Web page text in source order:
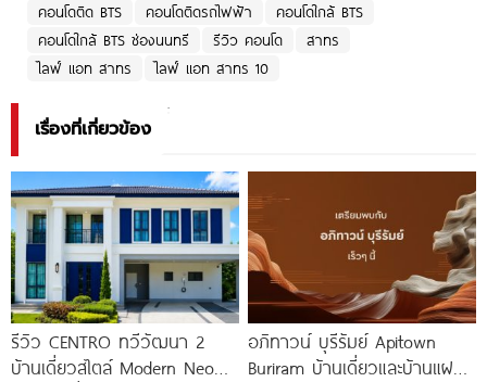
คอนโดติด BTS
คอนโดติดรถไฟฟ้า
คอนโดใกล้ BTS
คอนโดใกล้ BTS ช่องนนทรี
รีวิว คอนโด
สาทร
ไลฟ์ แอท สาทร
ไลฟ์ แอท สาทร 10
เรื่องที่เกี่ยวข้อง
รีวิว CENTRO ทวีวัฒนา 2
บ้านเดี่ยวสไตล์ Modern Neo
อภิทาวน์ บุรีรัมย์ Apitown
Buriram บ้านเดี่ยวและบ้านแฝดซี